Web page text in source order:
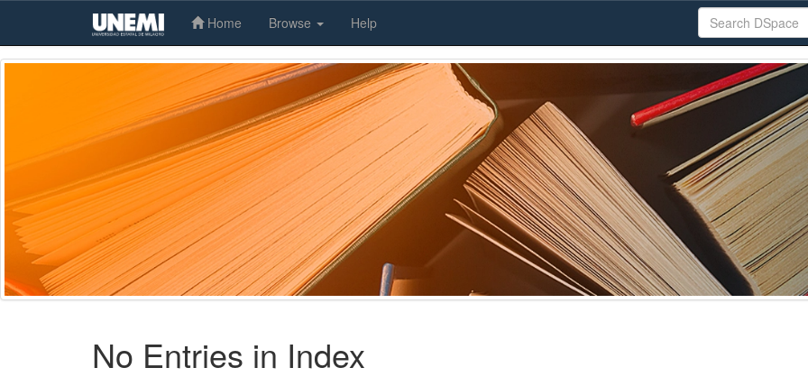
Skip
Home Browse Help
No Entries in Index